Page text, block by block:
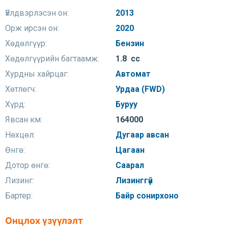
Үйлдвэрлэсэн он:
2013
Орж ирсэн он:
2020
Хөдөлгүүр:
Бензин
Хөдөлгүүрийн багтаамж:
1.8 сс
Хурдны хайрцаг:
Автомат
Хөтлөгч:
Урдаа (FWD)
Хүрд:
Буруу
Явсан км:
164000
Нөхцөл:
Дугаар авсан
Өнгө:
Цагаан
Дотор өнгө:
Саарал
Лизинг:
Лизинггүй
Бартер:
Байр сонирхоно
Онцлох үзүүлэлт